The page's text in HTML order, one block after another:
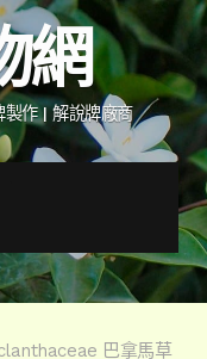
網
製作 | 解說牌廠商
巴拿馬草